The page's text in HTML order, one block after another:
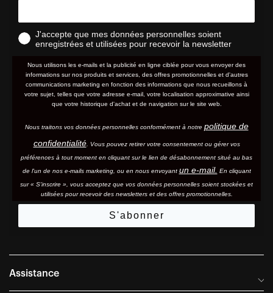
J'accepte que mes données personnelles soient
enregistrées et utilisées pour recevoir la newsletter
Nous utilisons les e-mails et la publicité en ligne ciblée pour vous envoyer des
informations sur nos produits et services, des offres promotionnelles et d'autres
communications marketing en fonction des informations que nous recueillons à
votre sujet, telles que votre adresse e-mail, votre localisation approximative ainsi
que votre historique d'achat et de navigation sur le site web.
Nous traitons vos données personnelles conformément à notre politique de
confidentialité. Vous pouvez retirer votre consentement ou gérer vos
préférences à tout moment en cliquant sur le lien de désabonnement situé au bas
de l'un de nos e-mails marketing, ou en nous envoyant un e-mail. En cliquant
sur « S'inscrire », vous acceptez que vos données personnelles soient stockées et
utilisées pour recevoir des newsletters et des offres promotionnelles.
S'abonner
Assistance